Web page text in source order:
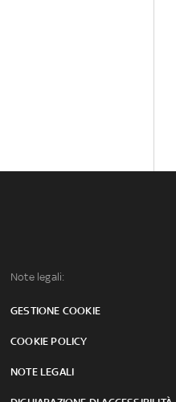
Note legali:
GESTIONE COOKIE
COOKIE POLICY
NOTE LEGALI